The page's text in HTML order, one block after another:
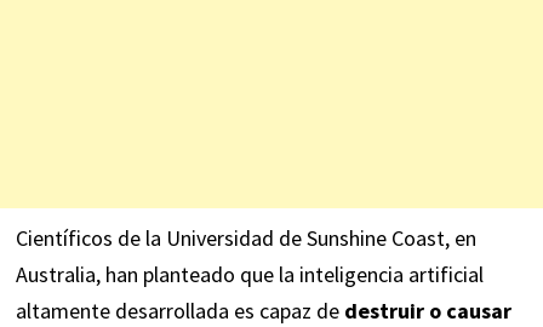
Científicos de la Universidad de Sunshine Coast, en
Australia, han planteado que la inteligencia artificial
altamente desarrollada es capaz de destruir o causar